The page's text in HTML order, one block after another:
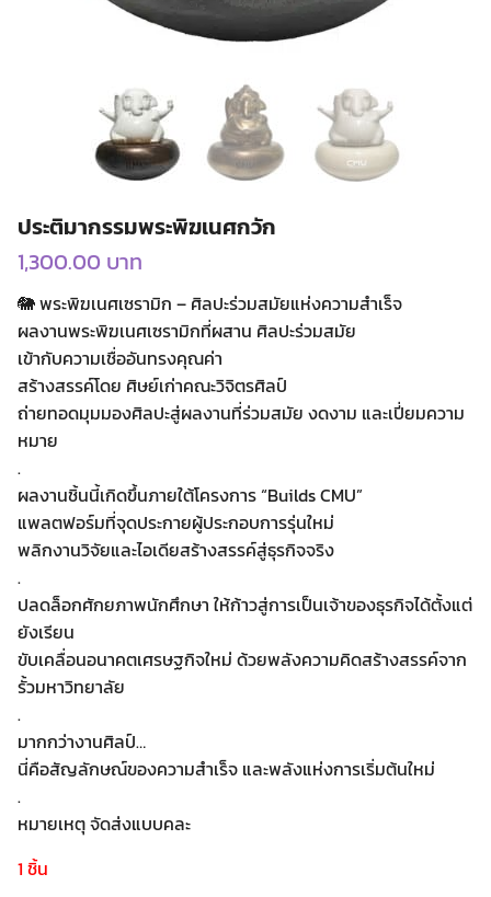
ประติมากรรมพระพิฆเนศกวัก
1,300.00 บาท
🐘 พระพิฆเนศเซรามิก – ศิลปะร่วมสมัยแห่งความสำเร็จ
ผลงานพระพิฆเนศเซรามิกที่ผสาน ศิลปะร่วมสมัย
เข้ากับความเชื่ออันทรงคุณค่า
สร้างสรรค์โดย ศิษย์เก่าคณะวิจิตรศิลป์
ถ่ายทอดมุมมองศิลปะสู่ผลงานที่ร่วมสมัย งดงาม และเปี่ยมความ
หมาย
.
ผลงานชิ้นนี้เกิดขึ้นภายใต้โครงการ “Builds CMU”
แพลตฟอร์มที่จุดประกายผู้ประกอบการรุ่นใหม่
พลิกงานวิจัยและไอเดียสร้างสรรค์สู่ธุรกิจจริง
.
ปลดล็อกศักยภาพนักศึกษา ให้ก้าวสู่การเป็นเจ้าของธุรกิจได้ตั้งแต่
ยังเรียน
ขับเคลื่อนอนาคตเศรษฐกิจใหม่ ด้วยพลังความคิดสร้างสรรค์จาก
รั้วมหาวิทยาลัย
.
มากกว่างานศิลป์…
นี่คือสัญลักษณ์ของความสำเร็จ และพลังแห่งการเริ่มต้นใหม่
.
หมายเหตุ จัดส่งแบบคละ
1 ชิ้น